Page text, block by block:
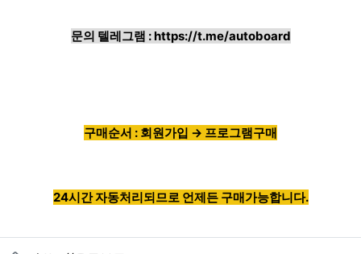
문의 텔레그램 :https://t.me/autoboard
구매순서 : 회원가입 → 프로그램구매
24시간 자동처리되므로 언제든 구매가능합니다.